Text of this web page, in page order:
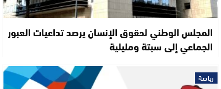
المجلس الوطني لحقوق الإنسان يرصد تداعيات العبور
الجماعي إلى سبتة ومليلية
رياضة